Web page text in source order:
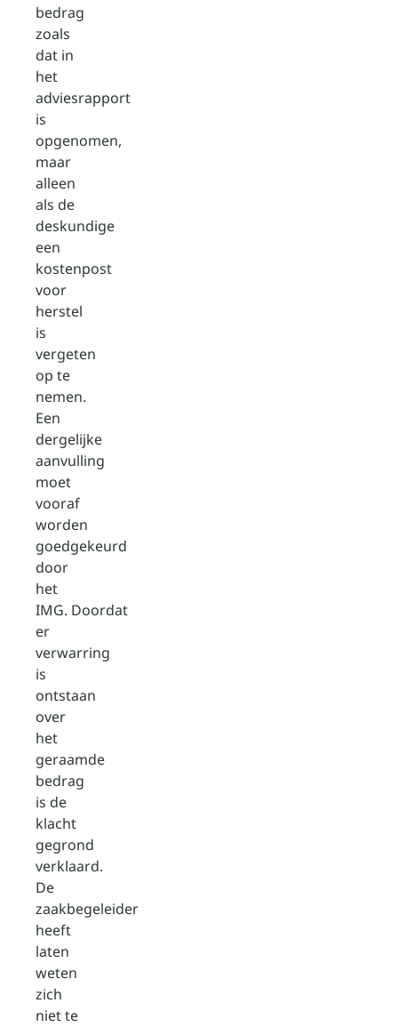
bedrag
zoals
dat in
het
adviesrapport
is
opgenomen,
maar
alleen
als de
deskundige
een
kostenpost
voor
herstel
is
vergeten
op te
nemen.
Een
dergelijke
aanvulling
moet
vooraf
worden
goedgekeurd
door
het
IMG. Doordat
er
verwarring
is
ontstaan
over
het
geraamde
bedrag
is de
klacht
gegrond
verklaard.
De
zaakbegeleider
heeft
laten
weten
zich
niet te